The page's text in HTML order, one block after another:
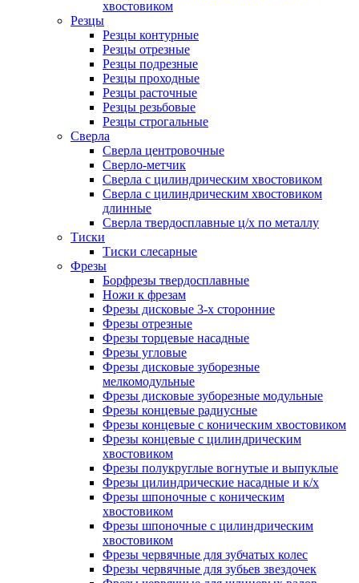
хвостовиком
Резцы
Резцы контурные
Резцы отрезные
Резцы подрезные
Резцы проходные
Резцы расточные
Резцы резьбовые
Резцы строгальные
Сверла
Сверла центровочные
Сверло-метчик
Сверла с цилиндрическим хвостовиком
Сверла с цилиндрическим хвостовиком
длинные
Сверла твердосплавные ц/х по металлу
Тиски
Тиски слесарные
Фрезы
Борфрезы твердосплавные
Ножи к фрезам
Фрезы дисковые 3-х сторонние
Фрезы отрезные
Фрезы торцевые насадные
Фрезы угловые
Фрезы дисковые зуборезные
мелкомодульные
Фрезы дисковые зуборезные модульные
Фрезы концевые радиусные
Фрезы концевые с коническим хвостовиком
Фрезы концевые с цилиндрическим
хвостовиком
Фрезы полукруглые вогнутые и выпуклые
Фрезы цилиндрические насадные и к/х
Фрезы шпоночные с коническим
хвостовиком
Фрезы шпоночные с цилиндрическим
хвостовиком
Фрезы червячные для зубчатых колес
Фрезы червячные для зубьев звездочек